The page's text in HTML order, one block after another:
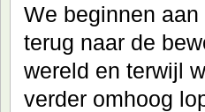
We beginnen aan
terug naar de
wereld en terwijl
verder omhoog